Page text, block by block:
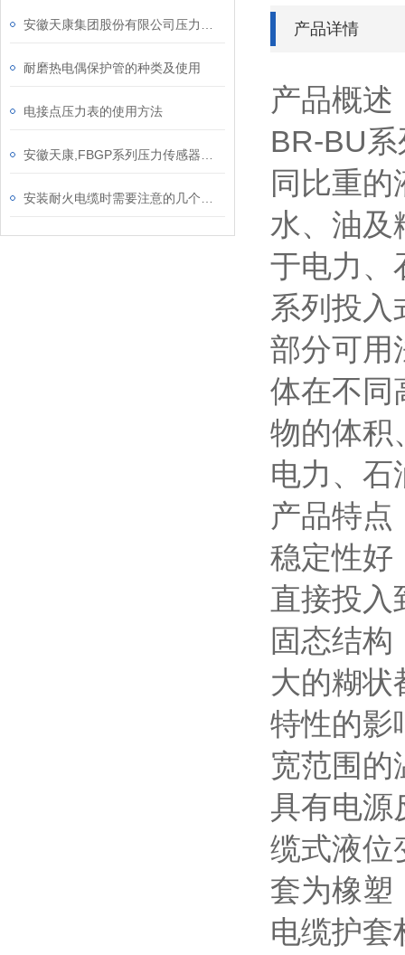
耐磨热电偶保护管的种类及使用
电接点压力表的使用方法
产品详情
产品概述
BR-BU
同比重
水、油及
于电力、
系列投入
部分可用
体在不同
物的体积
电力、石
产品特点
稳定性好
直接投入
固态结
大的糊状
特性的影
宽范围的
具有电源
缆式液位
套为橡塑
电缆护套